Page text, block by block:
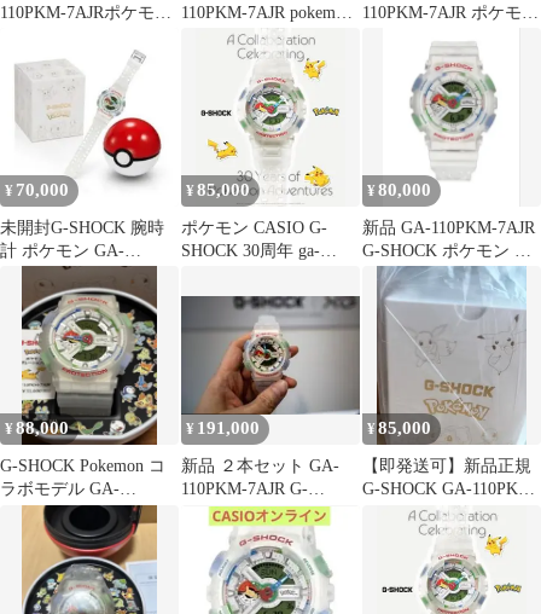
110PKM-7AJRポケモン
110PKM-7AJR pokemon
コラボ
110PKM-7AJR ポケモン
¥ 70,000
未開封G-SHOCK 腕時
計 ポケモン GA-
110PKM-7AJR
¥85,000
ポケモン CASIO G-
SHOCK 30周年 ga-
¥80,000
新品 GA-110PKM-7AJR
G-SHOCK ポケモン コ
ラボ タグ付き
¥88,000
G-SHOCK Pokemon コ
ラボモデル GA-
110PKM-7AJR
¥ 191,000
新品 ２本セット GA-
110PKM-7AJR G-
SHOCK ポケモ ンコラ
¥85,000
【即発送可】新品正規
G-SHOCK GA-110PKM-
7AJR ポケモン